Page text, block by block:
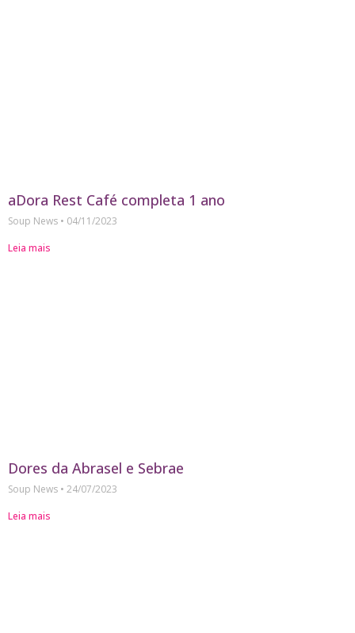
aDora Rest Café completa 1 ano
Soup News
04/11/2023
Leia mais
Dores da Abrasel e Sebrae
Soup News
24/07/2023
Leia mais